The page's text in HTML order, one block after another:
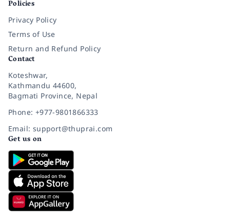
Policies
Privacy Policy
Terms of Use
Return and Refund Policy
Contact
Koteshwar,
Kathmandu 44600,
Bagmati Province, Nepal
Phone: +977-9801866333
Email: support@thuprai.com
Get us on